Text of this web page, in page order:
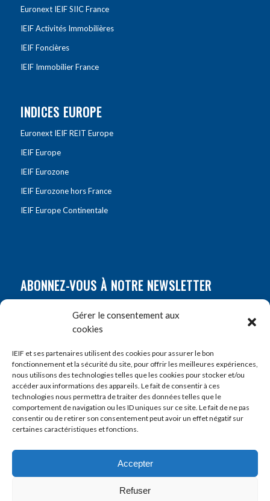
Gérer le consentement aux
cookies
IEIF et ses partenaires utilisent des cookies pour assurer le bon
fonctionnement et la sécurité du site, pour offrir les meilleures expériences,
nous utilisons des technologies telles que les cookies pour stocker et/ou
accéder aux informations des appareils. Le fait de consentir à ces
technologies nous permettra de traiter des données telles que le
comportement de navigation ou les ID uniques sur ce site. Le fait de ne pas
consentir ou de retirer son consentement peut avoir un effet négatif sur
certaines caractéristiques et fonctions.
Accepter
Refuser
Euronext IEIF SIIC France
IEIF Activités Immobilières
IEIF Foncières
IEIF Immobilier France
INDICES EUROPE
Euronext IEIF REIT Europe
IEIF Europe
IEIF Eurozone
IEIF Eurozone hors France
IEIF Europe Continentale
ABONNEZ-VOUS À NOTRE NEWSLETTER
Prénom*
E-mail*